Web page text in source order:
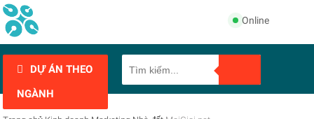
Online
DỰ ÁN THEO
NGÀNH